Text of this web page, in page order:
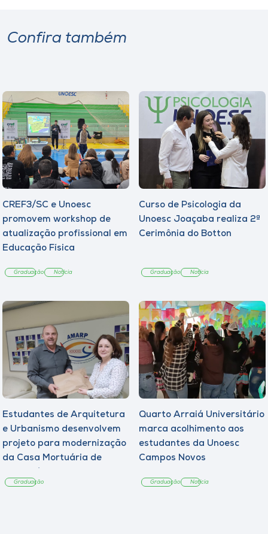
Confira também
CREF3/SC e Unoesc
promovem workshop de
atualização profissional em
Educação Física
Graduação Notícia
Curso de Psicologia da
Unoesc Joaçaba realiza 2ª
Cerimônia do Botton
Graduação Notícia
Estudantes de Arquitetura
e Urbanismo desenvolvem
projeto para modernização
da Casa Mortuária de
Graduação
Quarto Arraiá Universitário
marca acolhimento aos
estudantes da Unoesc
Campos Novos
Graduação Notícia